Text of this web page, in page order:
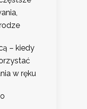
– kiedy
w ręku